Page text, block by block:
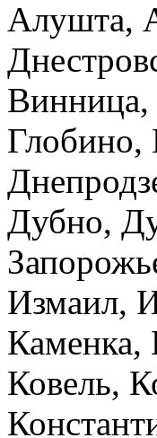
Алушта,
Винница,
Глобино,
Дубно,
Измаил,
Каменка,
Ковель,